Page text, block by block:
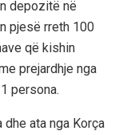
depozitë në
pjesë rreth 100
që kishin
prejardhje nga
persona.
ata nga Korça